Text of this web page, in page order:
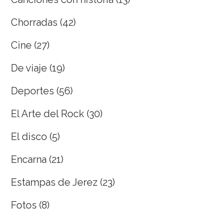
Chorradas (42)
Cine (27)
De viaje (19)
Deportes (56)
El Arte del Rock (30)
El disco (5)
Encarna (21)
Estampas de Jerez (23)
Fotos (8)